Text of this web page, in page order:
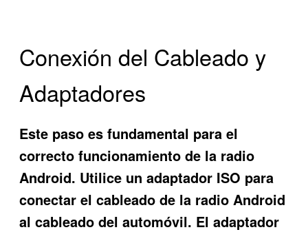
Conexión del Cableado y
Adaptadores
Este paso es fundamental para el
correcto funcionamiento de la radio
Android. Utilice un adaptador ISO para
conectar el cableado de la radio Android
al cableado del automóvil. El adaptador